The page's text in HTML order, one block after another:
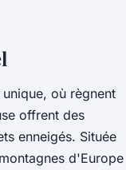
où règnent
offrent des
enneigés. Située
d'Europe